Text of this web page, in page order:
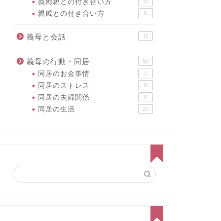
親戚との付き合い方 8
義母と会話 12
義母の行動・同居 50
同居のお金事情 5
同居のストレス 16
同居の夫婦関係 9
同居の生活 20